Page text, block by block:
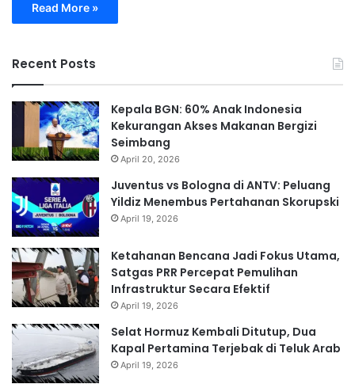
Read More »
Recent Posts
Kepala BGN: 60% Anak Indonesia
Kekurangan Akses Makanan Bergizi
Seimbang
April 20, 2026
Juventus vs Bologna di ANTV: Peluang
Yildiz Menembus Pertahanan Skorupski
April 19, 2026
Ketahanan Bencana Jadi Fokus Utama,
Satgas PRR Percepat Pemulihan
Infrastruktur Secara Efektif
April 19, 2026
Selat Hormuz Kembali Ditutup, Dua
Kapal Pertamina Terjebak di Teluk Arab
April 19, 2026